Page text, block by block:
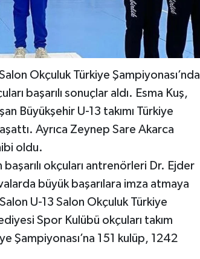
Okçuluk Türkiye Şampiyonası’nda
başarılı sonuçlar aldı. Esma Kuş,
Büyükşehir U-13 takımı Türkiye
Ayrıca Zeynep Sare Akarca
oldu.
okçuları antrenörleri Dr. Ejder
büyük başarılara imza atmaya
U-13 Salon Okçuluk Türkiye
Spor Kulübü okçuları takım
Şampiyonası’na 151 kulüp, 1242